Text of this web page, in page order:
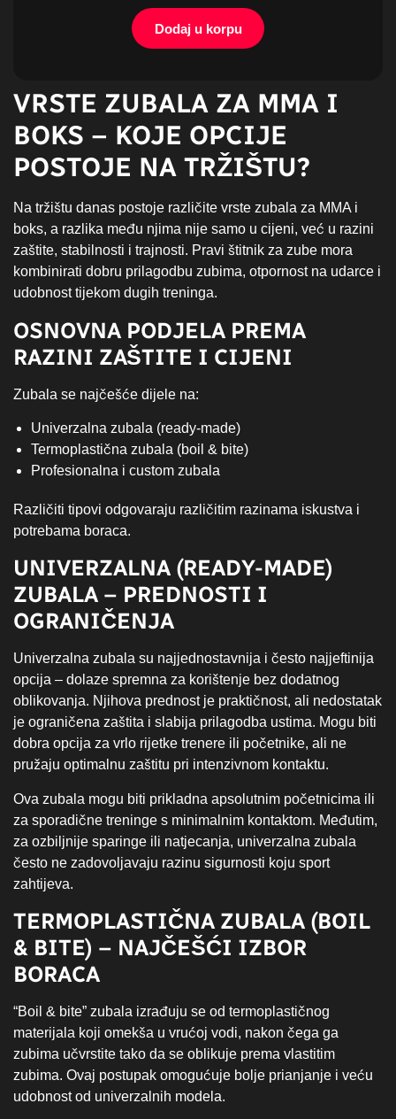
Dodaj u korpu
VRSTE ZUBALA ZA MMA I
BOKS – KOJE OPCIJE
POSTOJE NA TRŽIŠTU?
Na tržištu danas postoje različite vrste zubala za MMA i
boks, a razlika među njima nije samo u cijeni, već u razini
zaštite, stabilnosti i trajnosti. Pravi štitnik za zube mora
kombinirati dobru prilagodbu zubima, otpornost na udarce i
udobnost tijekom dugih treninga.
OSNOVNA PODJELA PREMA
RAZINI ZAŠTITE I CIJENI
Zubala se najčešće dijele na:
Univerzalna zubala (ready-made)
Termoplastična zubala (boil & bite)
Profesionalna i custom zubala
Različiti tipovi odgovaraju različitim razinama iskustva i
potrebama boraca.
UNIVERZALNA (READY-MADE)
ZUBALA – PREDNOSTI I
OGRANIČENJA
Univerzalna zubala su najjednostavnija i često najjeftinija
opcija – dolaze spremna za korištenje bez dodatnog
oblikovanja. Njihova prednost je praktičnost, ali nedostatak
je ograničena zaštita i slabija prilagodba ustima. Mogu biti
dobra opcija za vrlo rijetke trenere ili početnike, ali ne
pružaju optimalnu zaštitu pri intenzivnom kontaktu.
Ova zubala mogu biti prikladna apsolutnim početnicima ili
za sporadične treninge s minimalnim kontaktom. Međutim,
za ozbiljnije sparinge ili natjecanja, univerzalna zubala
često ne zadovoljavaju razinu sigurnosti koju sport
zahtijeva.
TERMOPLASTIČNA ZUBALA (BOIL
& BITE) – NAJČEŠĆI IZBOR
BORACA
“Boil & bite” zubala izrađuju se od termoplastičnog
materijala koji omekša u vrućoj vodi, nakon čega ga
zubima učvrstite tako da se oblikuje prema vlastitim
zubima. Ovaj postupak omogućuje bolje prianjanje i veću
udobnost od univerzalnih modela.